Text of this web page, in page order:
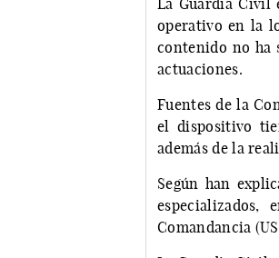
La Guardia Civil
operativo en la
contenido no ha
actuaciones.
Fuentes de la
el dispositivo
además de la
Según han
Comandancia